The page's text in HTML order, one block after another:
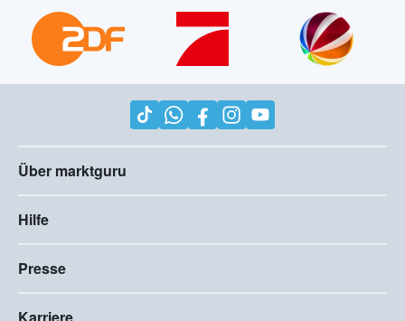
Über marktguru
Hilfe
Presse